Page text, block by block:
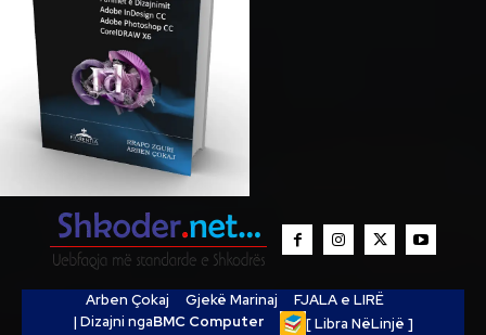
Arben Çokaj Gjekë Marinaj
FJALA e LIRË
| Dizajni ngaBMC Computer [ Libra NëLinjë ]